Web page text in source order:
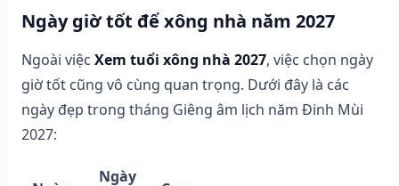
Ngày giờ tốt để xông nhà năm 2027
Ngoài việc Xem tuổi xông nhà 2027, việc chọn ngày
giờ tốt cũng vô cùng quan trọng. Dưới đây là các
ngày đẹp trong tháng Giêng âm lịch năm Đinh Mùi
2027:
Ngày